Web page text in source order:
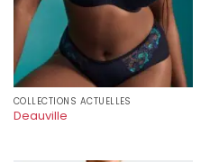
COLLECTIONS ACTUELLES
Deauville